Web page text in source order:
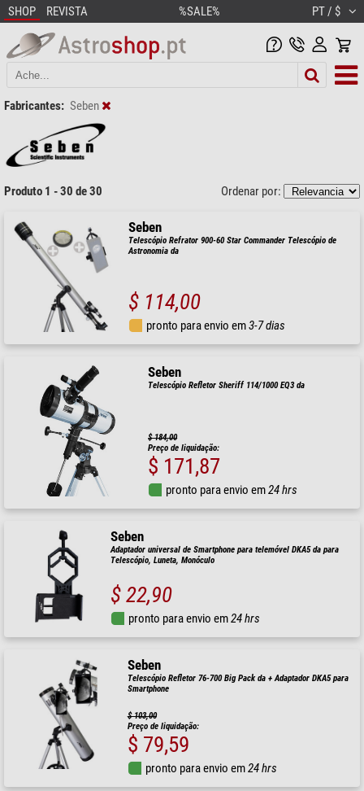
SHOP REVISTA %SALE% PT / $
Fabricantes: Seben
Produto 1 - 30 de 30 Ordenar por:
Seben
Telescópio Refrator 900-60 Star Commander Telescópio de
Astronomia da
$ 114,00
pronto para envio em3-7 dias
Seben
Telescópio Refletor Sheriff 114/1000 EQ3 da
$ 184,00
Preço de liquidação:
$ 171,87
pronto para envio em24 hrs
Seben
Adaptador universal de Smartphone para telemóvel DKA5 da para
Telescópio, Luneta, Monóculo
$ 22,90
pronto para envio em24 hrs
Seben
Telescópio Refletor 76-700 Big Pack da + Adaptador DKA5 para
Smartphone
$ 103,00
Preço de liquidação:
$ 79,59
pronto para envio em24 hrs